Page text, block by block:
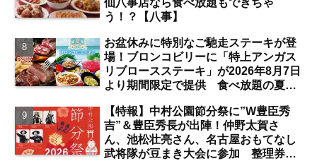
仙八事店なら食べ放題もできちゃ
う！？【八事】
お盆休みに特別なご馳走ステーキが登
場！ブロンコビリーに「特上アンガス
リブロースステーキ」が2026年8月7日
より期間限定で提供 食べ放題の夏ブ
発】
【特報】中村公園節分祭に”W豊臣秀
吉”＆豊臣秀長が出陣！仲野太賀さ
ん、池松壮亮さん、名古屋おもてなし
武将隊が豆まき大会に参加 整理券を